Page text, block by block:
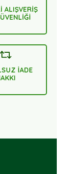
ALIŞVERİŞ
İADE